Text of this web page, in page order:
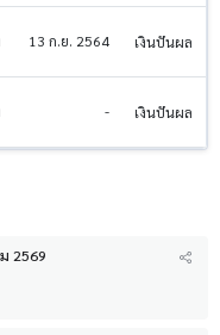
13 ก.ย. 2564 เงินปันผล
- เงินปันผล
2569